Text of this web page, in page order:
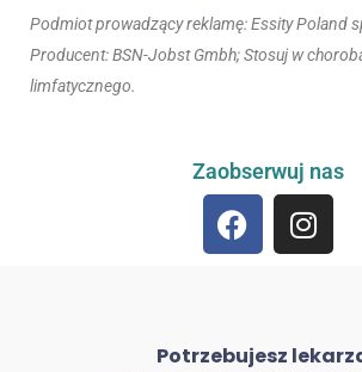
Podmiot prowadzący reklamę: Essity Poland
Producent: BSN-Jobst Gmbh; Stosuj w
limfatycznego.
Zaobserwuj nas
Potrzebujesz